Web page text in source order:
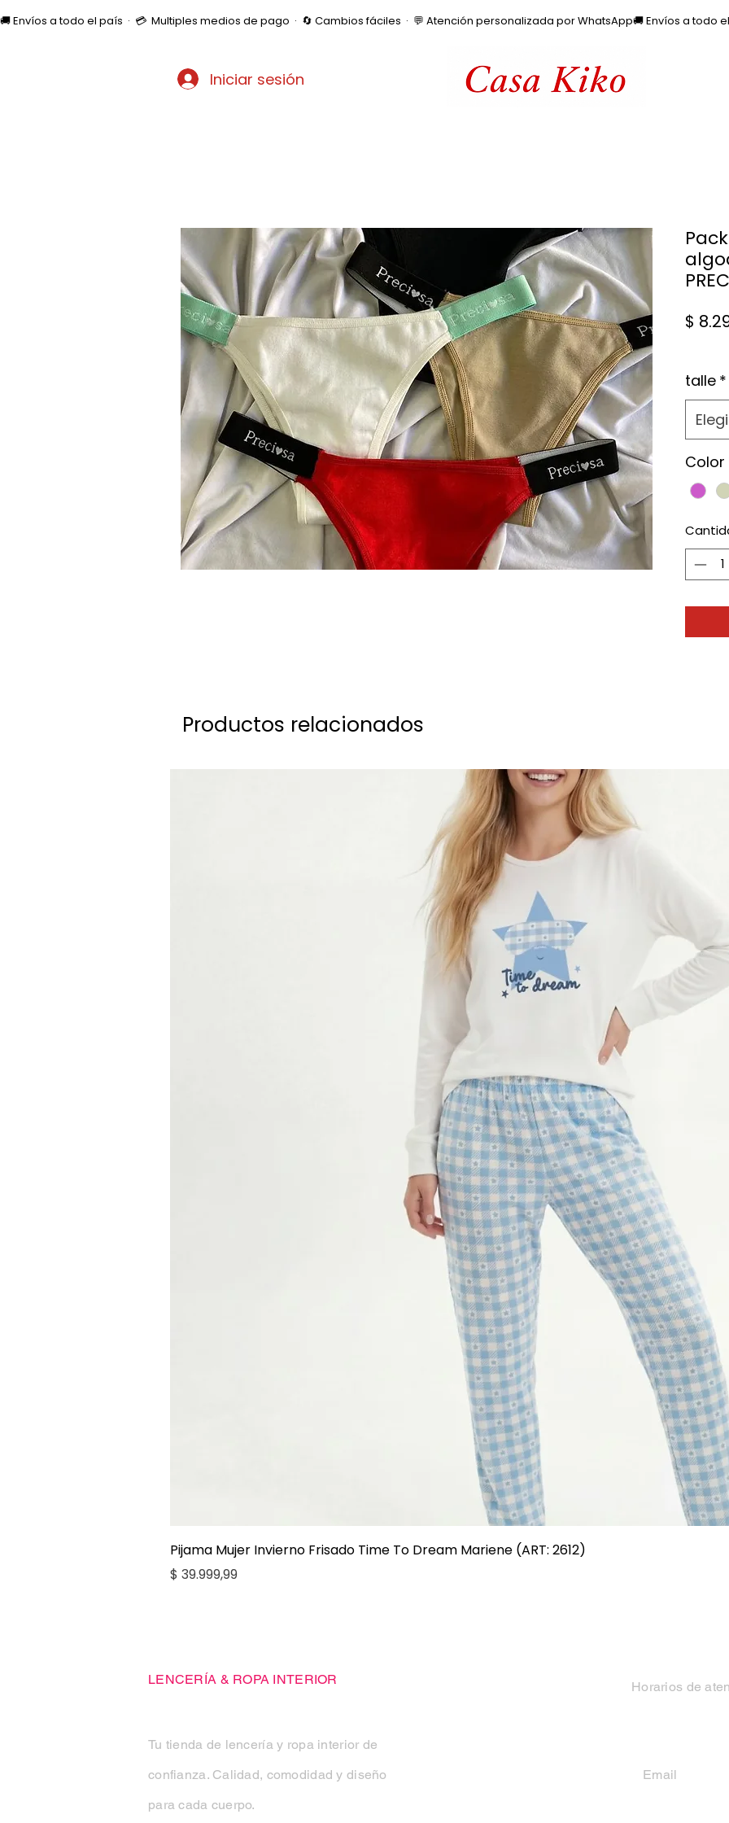
🚚 Envíos a todo el país  ·  💳  Multiples medios de pago  ·  🔄 Cambios fáciles  ·  💬 Atención personalizada por WhatsApp
Iniciar sesión
Productos relacionados
Vista rápida
Pijama Mujer Invierno Frisado Time To Dream Mariene (ART: 2612)
Precio
$ 39.999,99
$
talle *
Color
LENCERÍA & ROPA INTERIOR
Tu tienda de lencería y ropa interior de
confianza. Calidad, comodidad y diseño
para cada cuerpo.
Horarios de
Email